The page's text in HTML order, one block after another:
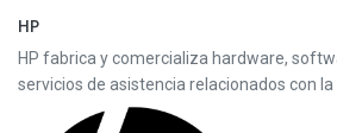
HP
HP fabrica y comercializa hardware,
servicios de asistencia relacionados con